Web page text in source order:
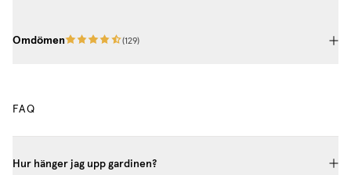
Omdömen (129)
FAQ
Hur hänger jag upp gardinen?